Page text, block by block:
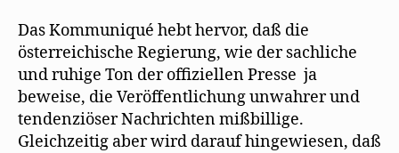
Das Kommuniqué hebt hervor, daß die
österreichische Regierung, wie der sachliche
und ruhige Ton der offiziellen Presse ja
beweise, die Veröffentlichung unwahrer und
tendenziöser Nachrichten mißbillige.
Gleichzeitig aber wird darauf hingewiesen, daß